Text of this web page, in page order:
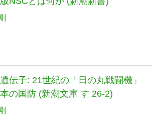
伝子: 21世紀の「日の丸戦闘機」
の国防 (新潮文庫 す 26-2)